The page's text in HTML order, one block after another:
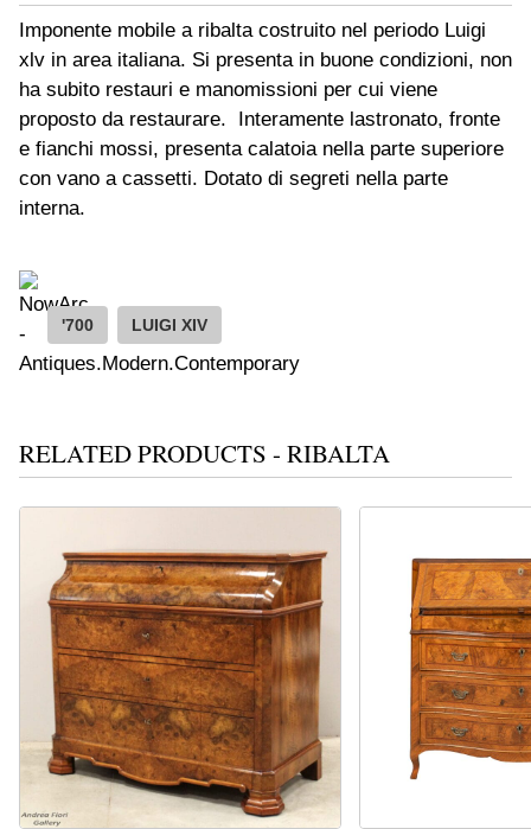
Imponente mobile a ribalta costruito nel periodo Luigi
xlv in area italiana. Si presenta in buone condizioni, non
ha subito restauri e manomissioni per cui viene
proposto da restaurare. Interamente lastronato, fronte
e fianchi mossi, presenta calatoia nella parte superiore
con vano a cassetti. Dotato di segreti nella parte
interna.
'700 LUIGI XIV
RELATED PRODUCTS - RIBALTA